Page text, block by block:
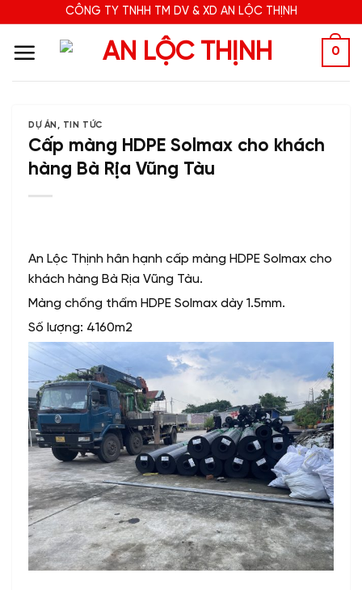
nội
CÔNG TY TNHH TM DV & XD AN LỘC THỊNH
0
DỰ ÁN , TIN TỨC
Cấp màng HDPE Solmax cho khách
hàng Bà Rịa Vũng Tàu
An Lộc Thịnh hân hạnh cấp màng HDPE Solmax cho
khách hàng Bà Rịa Vũng Tàu.
Màng chống thấm HDPE Solmax dày 1.5mm.
Số lượng: 4160m2